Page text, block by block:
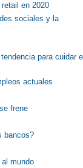
en 2020
sociales y la
para cuidar
actuales
frene
bancos?
mundo